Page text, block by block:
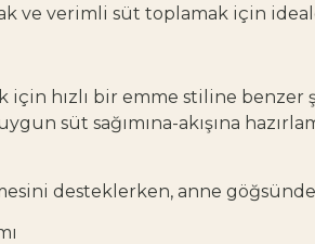
ve verimli süt toplamak için
için hızlı bir emme stiline benzer
süt sağımına-akışına
desteklerken, anne